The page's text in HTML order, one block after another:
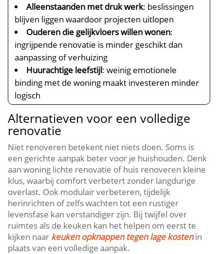
Alleenstaanden met druk werk: beslissingen
blijven liggen waardoor projecten uitlopen
Ouderen die gelijkvloers willen wonen:
ingrijpende renovatie is minder geschikt dan
aanpassing of verhuizing
Huurachtige leefstijl: weinig emotionele
binding met de woning maakt investeren minder
logisch
Alternatieven voor een volledige
renovatie
Niet renoveren betekent niet niets doen.​ Soms is
een gerichte aanpak beter voor je huishouden.​ Denk
aan woning lichte renovatie of huis renoveren kleine
klus, waarbij comfort verbetert zonder langdurige
overlast.​ Ook modulair verbeteren, tijdelijk
herinrichten of zelfs wachten tot een rustiger
levensfase kan verstandiger zijn.​ Bij twijfel over
ruimtes als de keuken kan het helpen om eerst te
kijken naar keuken opknappen tegen lage kostenin
plaats van een volledige aanpak.​